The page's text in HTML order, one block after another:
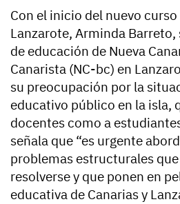
Con el inicio del nuevo
Lanzarote, Arminda
de educación de Nueva
Canarista (NC-bc) en
su preocupación por la
educativo público en la isla,
docentes como a
señala que “es urgente
problemas estructurales
resolverse y que ponen en
educativa de Canarias y